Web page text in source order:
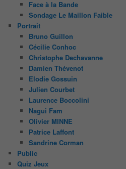
Face à la Bande
Sondage Le Maillon Faible
Portrait
Bruno Guillon
Cécilie Conhoc
Christophe Dechavanne
Damien Thévenot
Elodie Gossuin
Julien Courbet
Laurence Boccolini
Nagui Fam
Olivier MINNE
Patrice Laffont
Sandrine Corman
Public
Quiz Jeux